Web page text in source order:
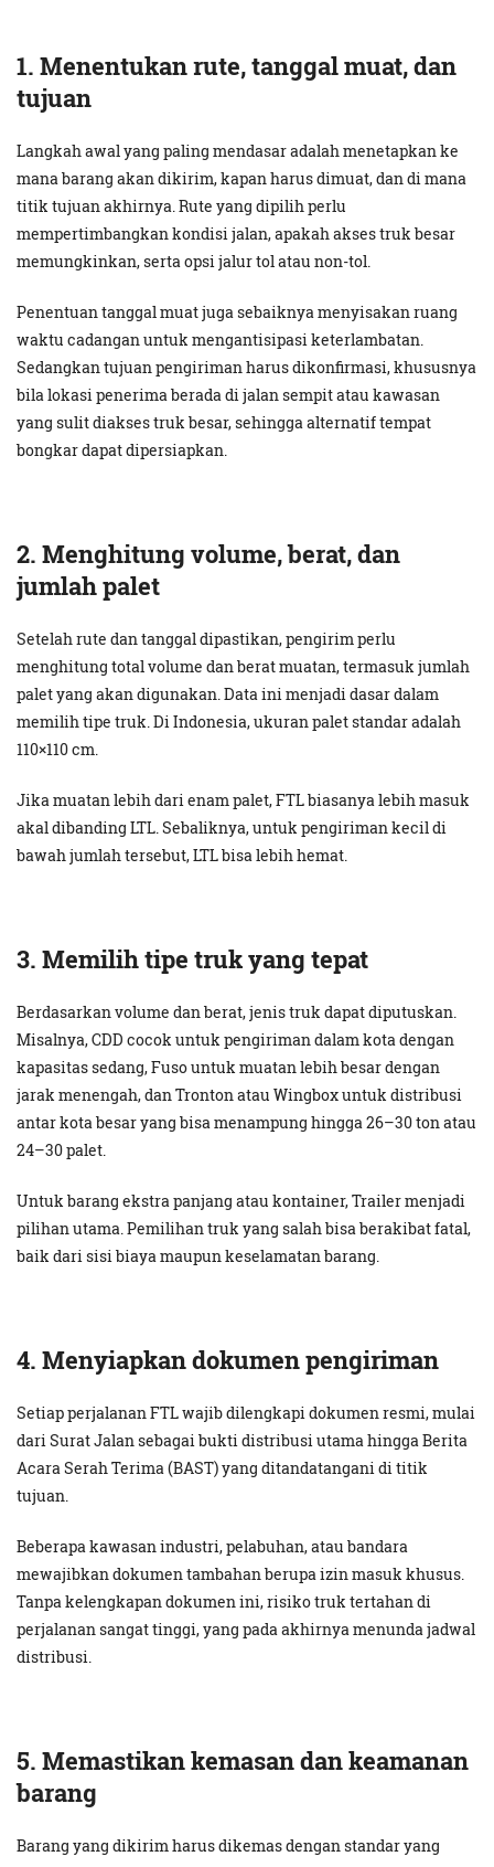
1. Menentukan rute, tanggal muat, dan
tujuan
Langkah awal yang paling mendasar adalah menetapkan ke
mana barang akan dikirim, kapan harus dimuat, dan di mana
titik tujuan akhirnya. Rute yang dipilih perlu
mempertimbangkan kondisi jalan, apakah akses truk besar
memungkinkan, serta opsi jalur tol atau non-tol.
Penentuan tanggal muat juga sebaiknya menyisakan ruang
waktu cadangan untuk mengantisipasi keterlambatan.
Sedangkan tujuan pengiriman harus dikonfirmasi, khususnya
bila lokasi penerima berada di jalan sempit atau kawasan
yang sulit diakses truk besar, sehingga alternatif tempat
bongkar dapat dipersiapkan.
2. Menghitung volume, berat, dan
jumlah palet
Setelah rute dan tanggal dipastikan, pengirim perlu
menghitung total volume dan berat muatan, termasuk jumlah
palet yang akan digunakan. Data ini menjadi dasar dalam
memilih tipe truk. Di Indonesia, ukuran palet standar adalah
110×110 cm.
Jika muatan lebih dari enam palet, FTL biasanya lebih masuk
akal dibanding LTL. Sebaliknya, untuk pengiriman kecil di
bawah jumlah tersebut, LTL bisa lebih hemat.
3. Memilih tipe truk yang tepat
Berdasarkan volume dan berat, jenis truk dapat diputuskan.
Misalnya, CDD cocok untuk pengiriman dalam kota dengan
kapasitas sedang, Fuso untuk muatan lebih besar dengan
jarak menengah, dan Tronton atau Wingbox untuk distribusi
antar kota besar yang bisa menampung hingga 26–30 ton atau
24–30 palet.
Untuk barang ekstra panjang atau kontainer, Trailer menjadi
pilihan utama. Pemilihan truk yang salah bisa berakibat fatal,
baik dari sisi biaya maupun keselamatan barang.
4. Menyiapkan dokumen pengiriman
Setiap perjalanan FTL wajib dilengkapi dokumen resmi, mulai
dari Surat Jalan sebagai bukti distribusi utama hingga Berita
Acara Serah Terima (BAST) yang ditandatangani di titik
tujuan.
Beberapa kawasan industri, pelabuhan, atau bandara
mewajibkan dokumen tambahan berupa izin masuk khusus.
Tanpa kelengkapan dokumen ini, risiko truk tertahan di
perjalanan sangat tinggi, yang pada akhirnya menunda jadwal
distribusi.
5. Memastikan kemasan dan keamanan
barang
Barang yang dikirim harus dikemas dengan standar yang